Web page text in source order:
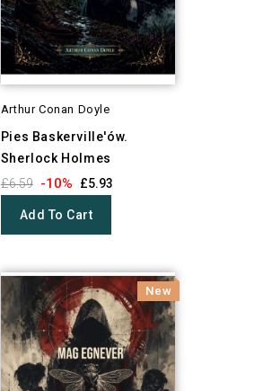
Arthur Conan Doyle
Pies Baskerville'ów.
Sherlock Holmes
£6.59 -10% £5.93
Add To Cart
New